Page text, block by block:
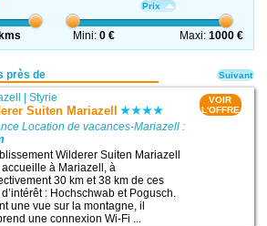
Prix
Mini:0 € Maxi: 1000 €
près de
|Styrie
Suiten Mariazell
Location de vacances-Mariazell :
Wilderer Suiten Mariazell
accueille à Mariazell, à
30 km et 38 km de ces
: Hochschwab et Pogusch.
une vue sur la montagne, il
une connexion Wi-Fi ...
VOIR
L'OFFRE
Suivant